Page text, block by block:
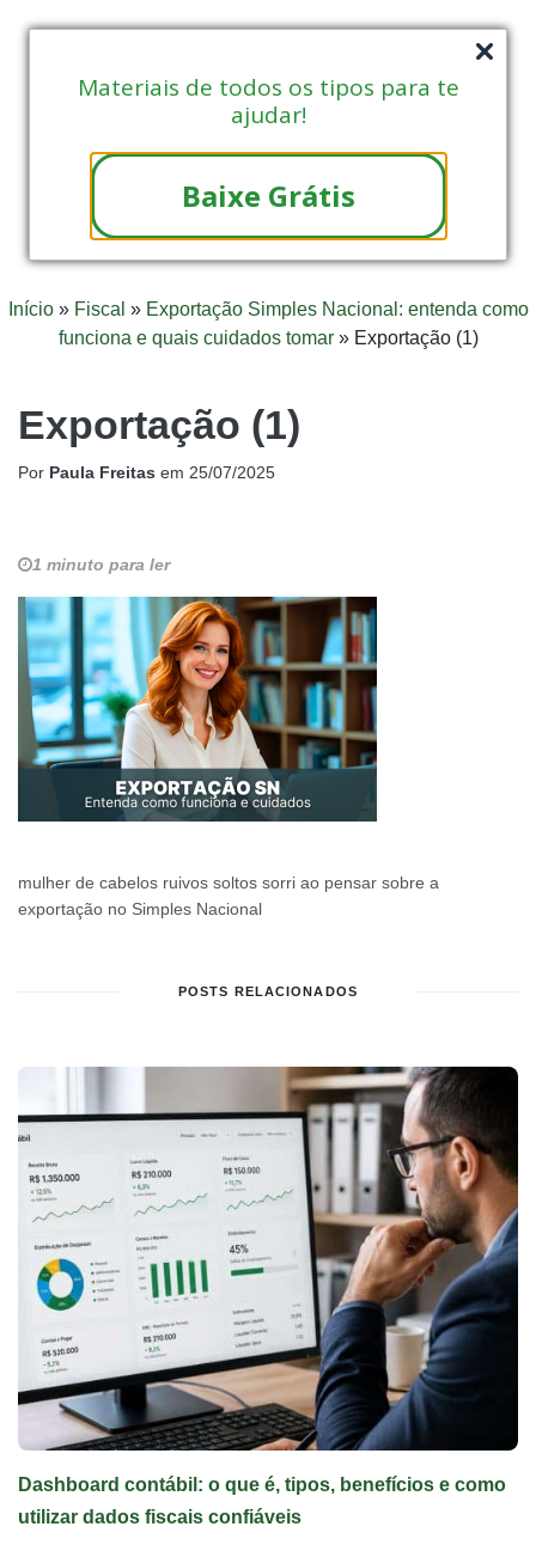
Materiais de todos os tipos para te
ajudar!
Baixe Grátis
Início» Fiscal » Exportação Simples Nacional: entenda como
funciona e quais cuidados tomar» Exportação (1)
Exportação (1)
Por Paula Freitas em 25/07/2025
1 minuto para ler
mulher de cabelos ruivos soltos sorri ao pensar sobre a
exportação no Simples Nacional
POSTS RELACIONADOS
Dashboard contábil: o que é, tipos, benefícios e como
utilizar dados fiscais confiáveis